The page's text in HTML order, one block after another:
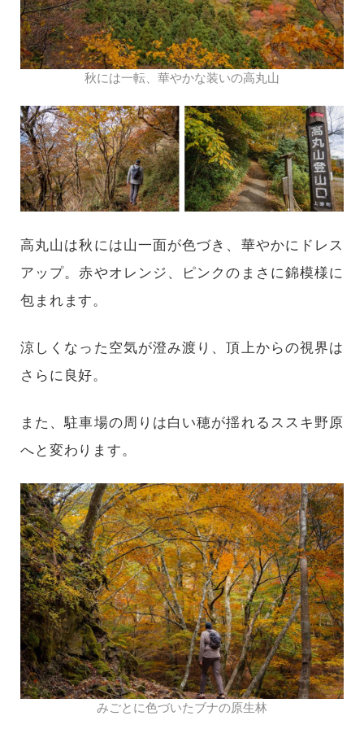
秋には一転、華やかな装いの高丸山
高丸山は秋には山一面が色づき、華やかにドレス
アップ。赤やオレンジ、ピンクのまさに錦模様に
包まれます。
涼しくなった空気が澄み渡り、頂上からの視界は
さらに良好。
また、駐車場の周りは白い穂が揺れるススキ野原
へと変わります。
みごとに色づいたブナの原生林